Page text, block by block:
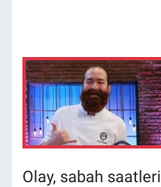
Olay, sabah
görüntüsü